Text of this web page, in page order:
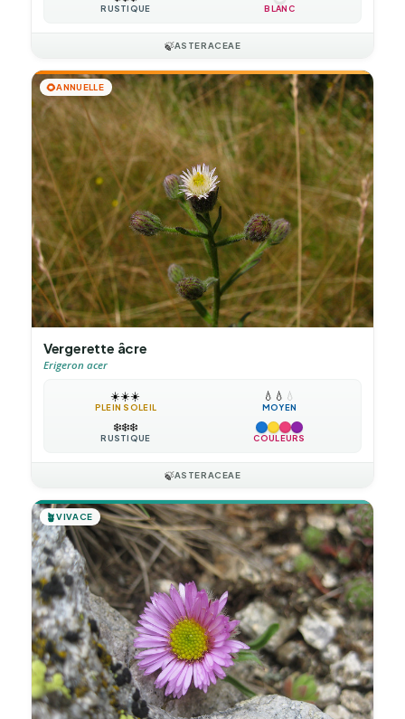
RUSTIQUE BLANC
🍃ASTERACEAE
🌻ANNUELLE
Vergerette âcre
Erigeron acer
☀️☀️☀️
PLEIN SOLEIL
💧 💧 💧
MOYEN
❄️❄️❄️
RUSTIQUE COULEURS
🍃ASTERACEAE
🪴VIVACE